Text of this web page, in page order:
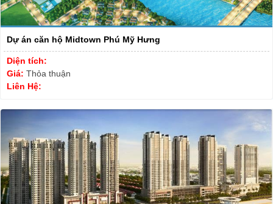
Dự án căn hộ Midtown Phú Mỹ Hưng
Diện tích:
Giá: Thỏa thuận
Liên Hệ: